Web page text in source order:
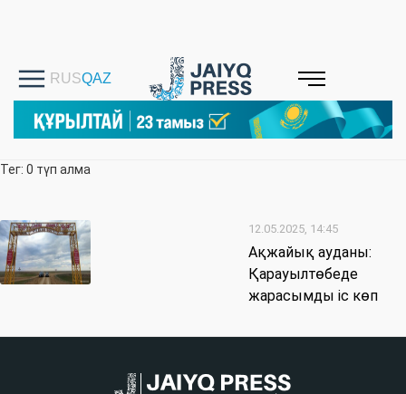
Тег: 0 түп алма
12.05.2025, 14:45
Ақжайық ауданы:
Қарауылтөбеде
жарасымды іс көп